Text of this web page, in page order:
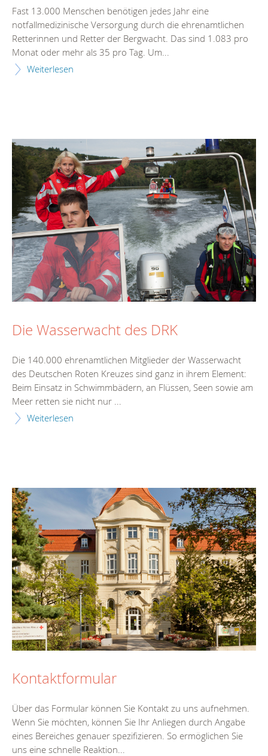
Fast 13.000 Menschen benötigen jedes Jahr eine
notfallmedizinische Versorgung durch die ehrenamtlichen
Retterinnen und Retter der Bergwacht. Das sind 1.083 pro
Monat oder mehr als 35 pro Tag. Um...
Weiterlesen
Die Wasserwacht des DRK
Die 140.000 ehrenamtlichen Mitglieder der Wasserwacht
des Deutschen Roten Kreuzes sind ganz in ihrem Element:
Beim Einsatz in Schwimmbädern, an Flüssen, Seen sowie am
Meer retten sie nicht nur ...
Weiterlesen
Kontaktformular
Über das Formular können Sie Kontakt zu uns aufnehmen.
Wenn Sie möchten, können Sie Ihr Anliegen durch Angabe
eines Bereiches genauer spezifizieren. So ermöglichen Sie
uns eine schnelle Reaktion...